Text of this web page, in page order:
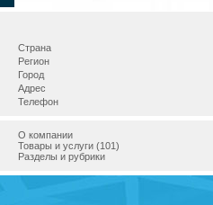
Страна
Регион
Город
Адрес
Телефон
О компании
Товары и услуги (101)
Разделы и рубрики